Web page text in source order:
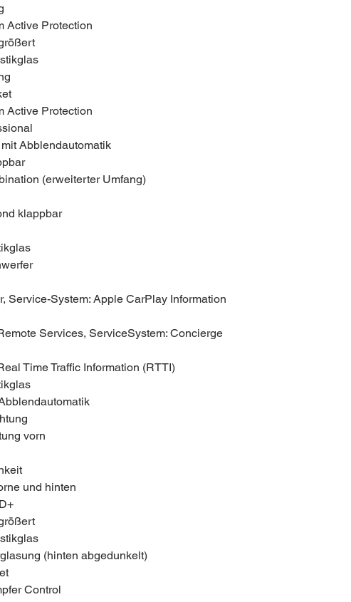
Active Protection
Active Protection
Abblendautomatik
(erweiterter Umfang)
klappbar
Service-System: Apple CarPlay Information
Services, ServiceSystem: Concierge
Time Traffic Information (RTTI)
vorn
und hinten
(hinten abgedunkelt)
Control